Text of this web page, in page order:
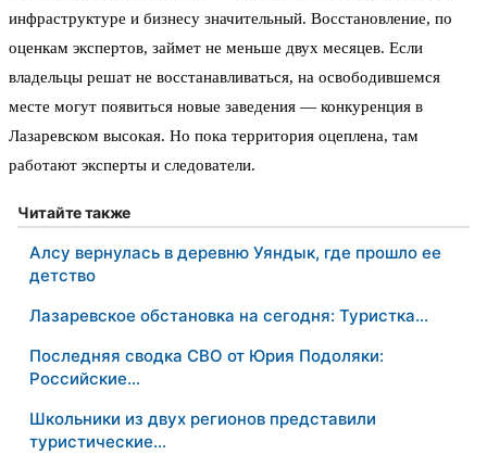
инфраструктуре и бизнесу значительный. Восстановление, по
оценкам экспертов, займет не меньше двух месяцев. Если
владельцы решат не восстанавливаться, на освободившемся
месте могут появиться новые заведения — конкуренция в
Лазаревском высокая. Но пока территория оцеплена, там
работают эксперты и следователи.
Читайте также
Алсу вернулась в деревню Уяндык, где прошло ее
детство
Лазаревское обстановка на сегодня: Туристка…
Последняя сводка СВО от Юрия Подоляки:
Российские…
Школьники из двух регионов представили
туристические…